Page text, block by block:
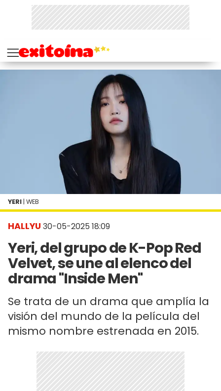
HALLYU 30-05-2025 18:09
Yeri, del grupo de K-Pop Red
Velvet, se une al elenco del
drama "Inside Men"
Se trata de un drama que amplía la
visión del mundo de la película del
mismo nombre estrenada en 2015.
YERI | WEB